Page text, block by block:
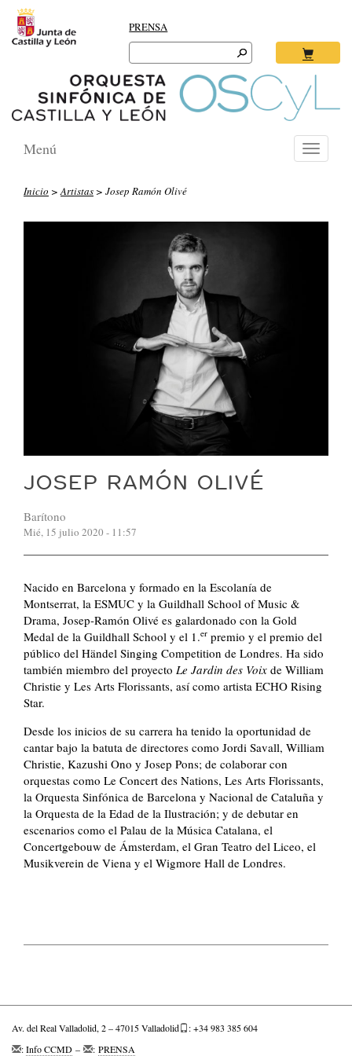
PRENSA
Search
for:
Toggle
Menú
Inicio >Artistas > Josep Ramón Olivé
JOSEP RAMÓN OLIVÉ
Barítono
Mié, 15 julio 2020 - 11:57
Nacido en Barcelona y formado en la Escolanía de
Montserrat, la ESMUC y la Guildhall School of Music &
Drama, Josep-Ramón Olivé es galardonado con la Gold
Medal de la Guildhall School y el 1.er premio y el premio del
público del Händel Singing Competition de Londres. Ha sido
también miembro del proyecto Le Jardin des Voix de William
Christie y Les Arts Florissants, así como artista ECHO Rising
Star.
Desde los inicios de su carrera ha tenido la oportunidad de
cantar bajo la batuta de directores como Jordi Savall, William
Christie, Kazushi Ono y Josep Pons; de colaborar con
orquestas como Le Concert des Nations, Les Arts Florissants,
la Orquesta Sinfónica de Barcelona y Nacional de Cataluña y
la Orquesta de la Edad de la Ilustración; y de debutar en
escenarios como el Palau de la Música Catalana, el
Concertgebouw de Ámsterdam, el Gran Teatro del Liceo, el
Musikverein de Viena y el Wigmore Hall de Londres.
Av. del Real Valladolid, 2 – 47015 Valladolid
: +34 983 385 604
:Info CCMD – : PRENSA